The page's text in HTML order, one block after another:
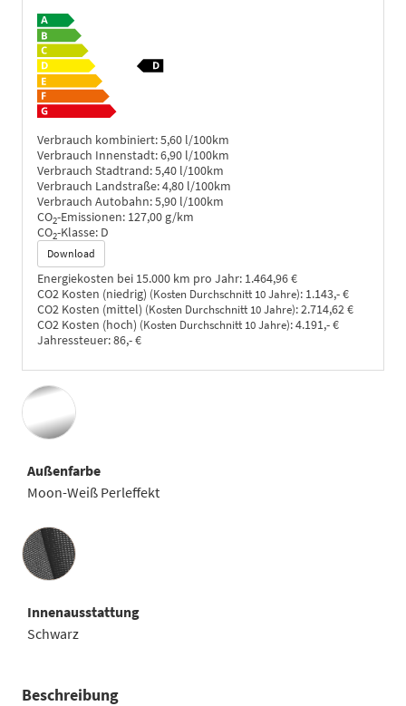
Verbrauch kombiniert:5,60 l/100km
Verbrauch Innenstadt:6,90 l/100km
Verbrauch Stadtrand:5,40 l/100km
Verbrauch Landstraße:4,80 l/100km
Verbrauch Autobahn:5,90 l/100km
CO2-Emissionen: 127,00 g/km
CO2-Klasse: D
Download
Energiekosten bei 15.000 km pro Jahr: 1.464,96 €
CO2 Kosten (niedrig) (Kosten Durchschnitt 10 Jahre): 1.143,- €
CO2 Kosten (mittel) (Kosten Durchschnitt 10 Jahre):2.714,62 €
CO2 Kosten (hoch) (Kosten Durchschnitt 10 Jahre):4.191,- €
Jahressteuer:86,- €
Außenfarbe
Moon-Weiß Perleffekt
Innenausstattung
Innenausstattung
Schwarz
Beschreibung